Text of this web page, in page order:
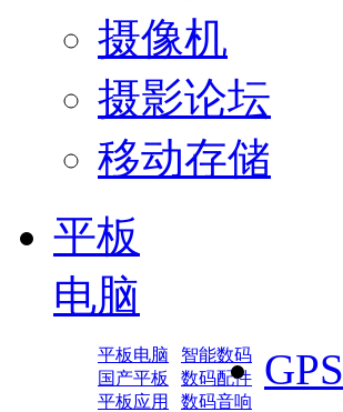
摄像机
摄影论坛
移动存储
平板
电脑
平板电脑
智能数码
国产平板
数码配件
平板应用
数码音响
GPS